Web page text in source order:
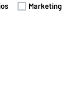
Marketing